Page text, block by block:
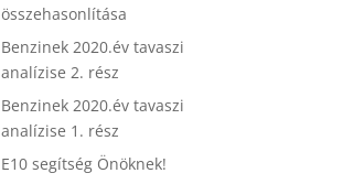
összehasonlítása
Benzinek 2020.év tavaszi
analízise 2. rész
Benzinek 2020.év tavaszi
analízise 1. rész
E10 segítség Önöknek!